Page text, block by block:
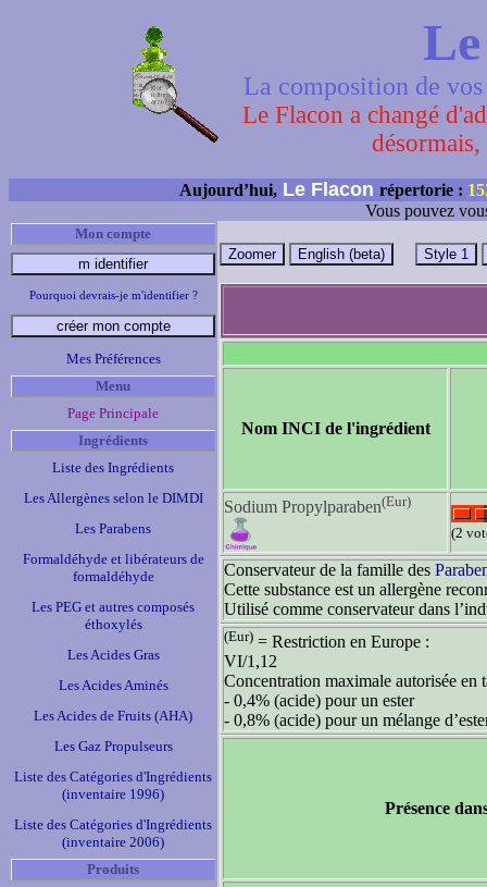
La composition de
Le Flacon a changé
Aujourd’hui, Le Flacon répertorie :
Vous pouvez
Mon compte
Pourquoi devrais-je m'identifier ?
Mes Préférences
Menu
Page Principale
Ingrédients
Liste des Ingrédients
Les Allergènes selon le DIMDI
Les Parabens
Formaldéhyde et libérateurs de
formaldéhyde
Les PEG et autres composés
éthoxylés
Les Acides Gras
Les Acides Aminés
Les Acides de Fruits (AHA)
Les Gaz Propulseurs
Liste des Catégories d'Ingrédients
(inventaire 1996)
Liste des Catégories d'Ingrédients
(inventaire 2006)
Produits
Nom INCI de l'ingrédient
Sodium Propylparaben(Eur)
(2
Conservateur de la famille des
Cette substance est un allergène
Utilisé comme conservateur dans
(Eur) = Restriction en Europe :
VI/1,12
Concentration maximale autorisée en
- 0,4% (acide) pour un ester
- 0,8% (acide) pour un mélange
Présence